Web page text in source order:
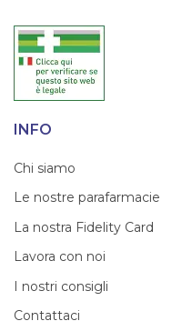
INFO
Chi siamo
Le nostre parafarmacie
La nostra Fidelity Card
Lavora con noi
I nostri consigli
Contattaci